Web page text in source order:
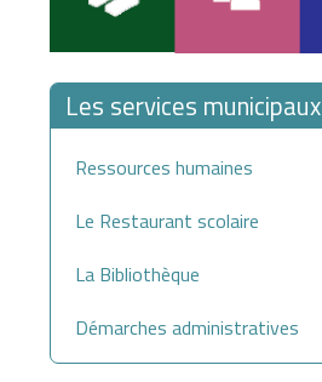
Les services municipaux
Ressources humaines
Le Restaurant scolaire
La Bibliothèque
Démarches administratives